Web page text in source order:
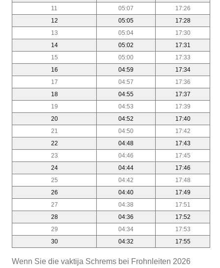
11
05:07
17:26
12
05:05
17:28
13
05:04
17:30
14
05:02
17:31
15
05:00
17:33
16
04:59
17:34
17
04:57
17:36
18
04:55
17:37
19
04:53
17:39
20
04:52
17:40
21
04:50
17:42
22
04:48
17:43
23
04:46
17:45
24
04:44
17:46
25
04:42
17:48
26
04:40
17:49
27
04:38
17:51
28
04:36
17:52
29
04:34
17:53
30
04:32 17:55
Wenn Sie die vaktija Schrems bei Frohnleiten 2026